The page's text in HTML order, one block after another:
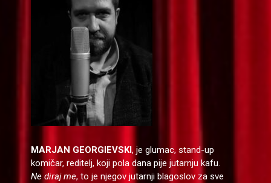
MARJAN GEORGIEVSKI, je glumac, stand-up
komičar, reditelj, koji pola dana pije jutarnju kafu.
Ne diraj me, to je njegov jutarnji blagoslov za sve